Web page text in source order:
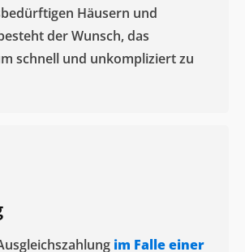
Häusern und
der Wunsch, das
schnell und unkompliziert zu
im Falle einer